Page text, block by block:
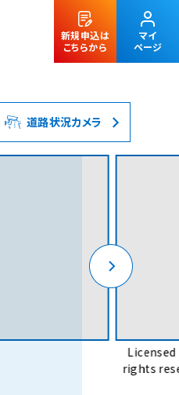
新規申込は
こちらから
マイ
ページ
道路状況カメラ
Licensed
rights